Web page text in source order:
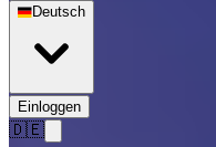
Deutsch
Einloggen
🇩🇪